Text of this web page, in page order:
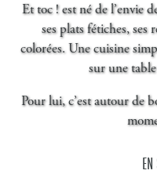
Et toc ! est né de l’envie
ses plats fétiches, ses
colorées. Une cuisine
sur une
Pour lui, c’est autour de